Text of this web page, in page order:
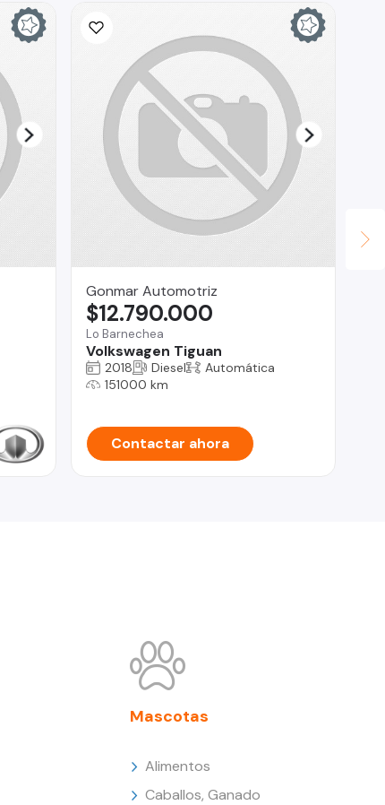
Gonmar Automotriz
Lo Barnechea
Volkswagen Tiguan
$12.790.000
2018 Diesel
Automática
151000 km
Contactar ahora
Mascotas
Alimentos
Caballos, Ganado